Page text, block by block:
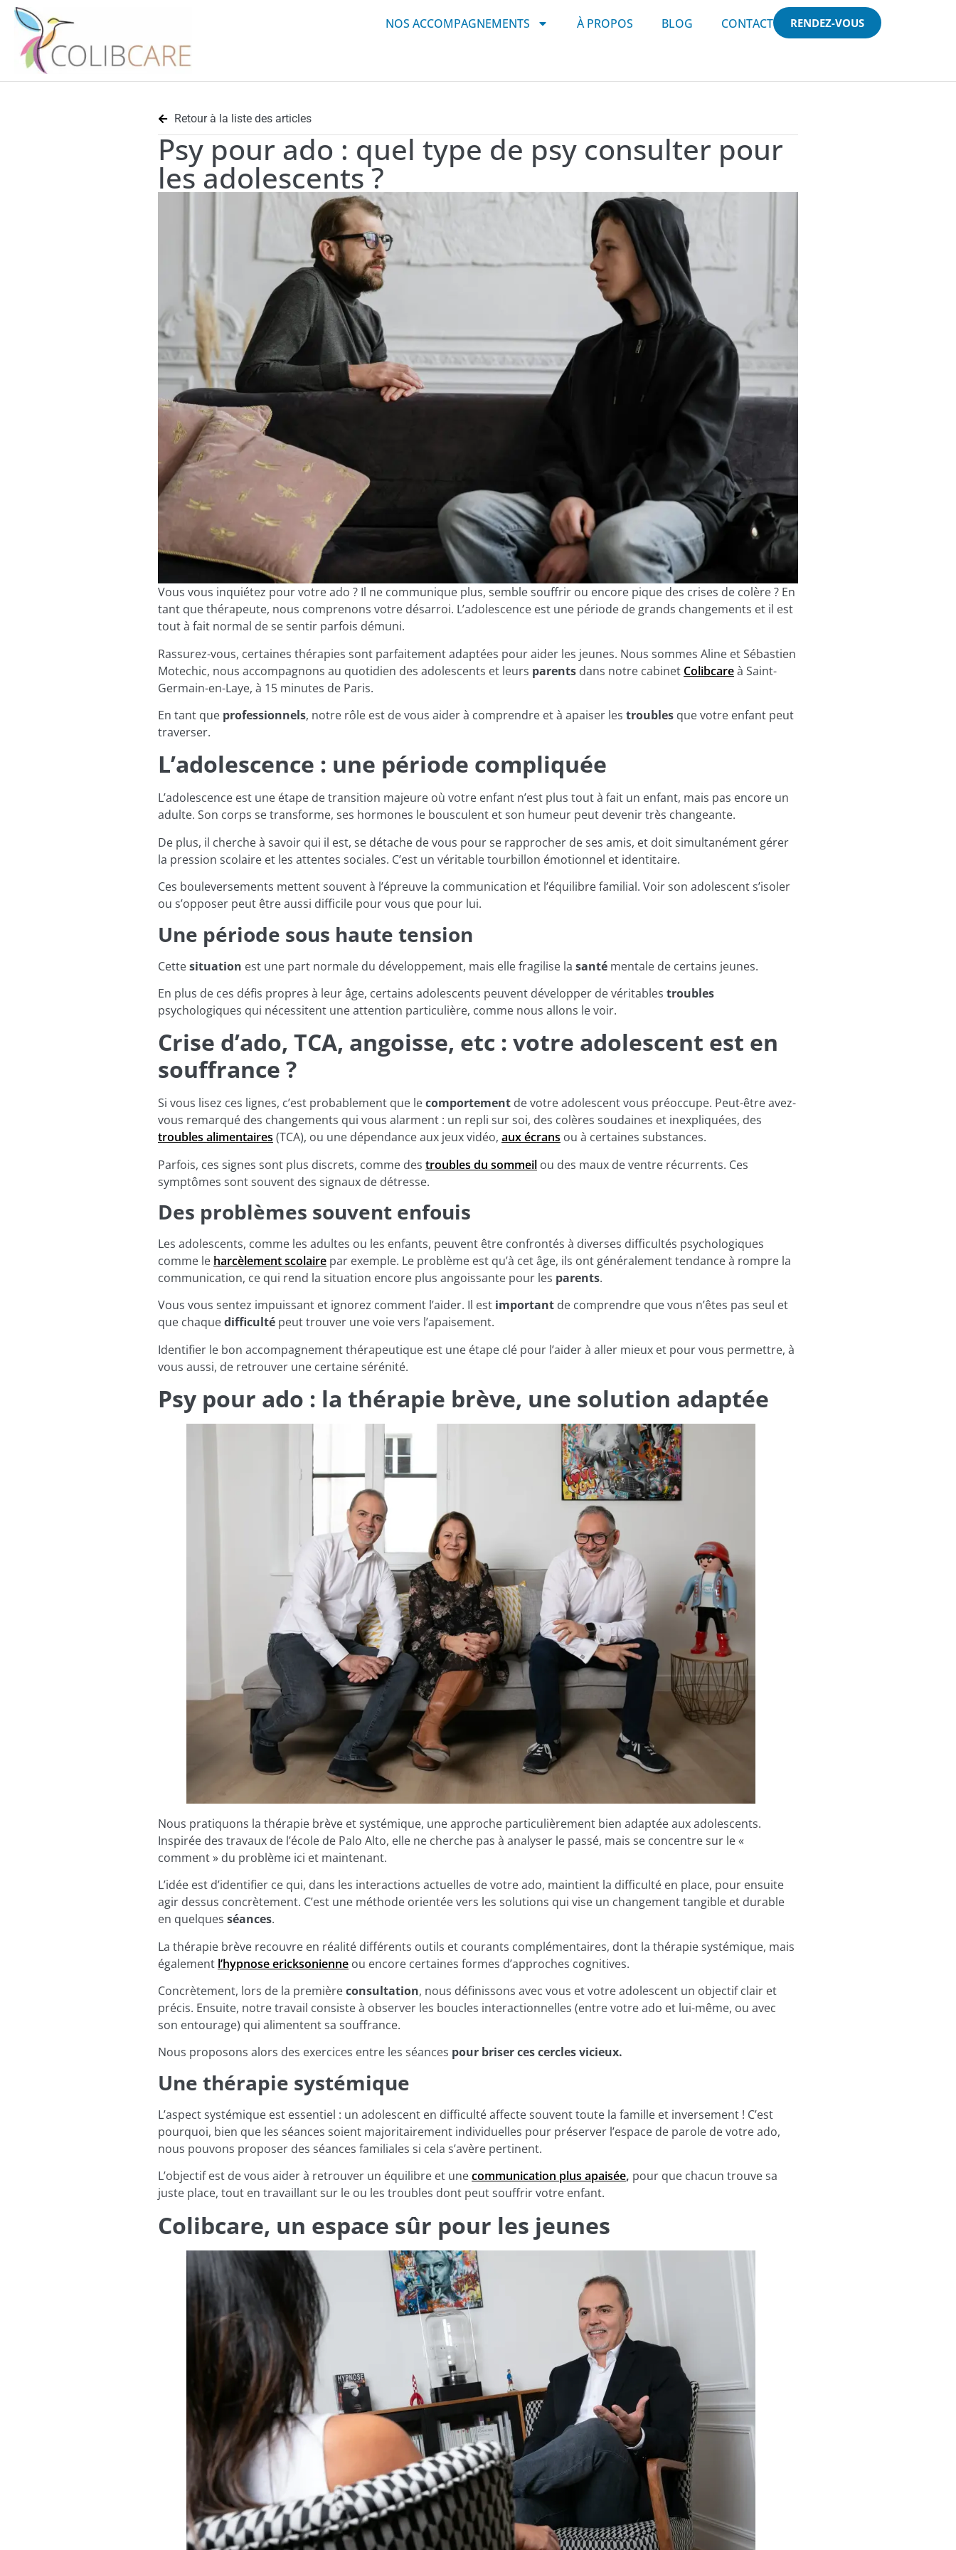
NOS ACCOMPAGNEMENTS À PROPOS BLOG CONTACT RENDEZ-VOUS
Retour à la liste des articles
Psy pour ado : quel type de psy consulter pour
les adolescents ?
Vous vous inquiétez pour votre ado ? Il ne communique plus, semble souffrir ou encore pique des crises de colère ? En
tant que thérapeute, nous comprenons votre désarroi. L’adolescence est une période de grands changements et il est
tout à fait normal de se sentir parfois démuni.
Rassurez-vous, certaines thérapies sont parfaitement adaptées pour aider les jeunes. Nous sommes Aline et Sébastien
Motechic, nous accompagnons au quotidien des adolescents et leurs parents dans notre cabinet Colibcareà Saint-
Germain-en-Laye, à 15 minutes de Paris.
En tant que professionnels, notre rôle est de vous aider à comprendre et à apaiser les troubles que votre enfant peut
traverser.
L’adolescence : une période compliquée
L’adolescence est une étape de transition majeure où votre enfant n’est plus tout à fait un enfant, mais pas encore un
adulte. Son corps se transforme, ses hormones le bousculent et son humeur peut devenir très changeante.
De plus, il cherche à savoir qui il est, se détache de vous pour se rapprocher de ses amis, et doit simultanément gérer
la pression scolaire et les attentes sociales. C’est un véritable tourbillon émotionnel et identitaire.
Ces bouleversements mettent souvent à l’épreuve la communication et l’équilibre familial. Voir son adolescent s’isoler
ou s’opposer peut être aussi difficile pour vous que pour lui.
Une période sous haute tension
Cettesituation est une part normale du développement, mais elle fragilise la santé mentale de certains jeunes.
En plus de ces défis propres à leur âge, certains adolescents peuvent développer de véritables troubles
psychologiques qui nécessitent une attention particulière, comme nous allons le voir.
Crise d’ado, TCA, angoisse, etc : votre adolescent est en
souffrance ?
Si vous lisez ces lignes, c’est probablement que lecomportement de votre adolescent vous préoccupe. Peut-être avez-
vous remarqué des changements qui vous alarment : un repli sur soi, des colères soudaines et inexpliquées, des
troubles alimentaires (TCA), ou une dépendance aux jeux vidéo, aux écrans ou à certaines substances.
Parfois, ces signes sont plus discrets, comme des troubles du sommeil ou des maux de ventre récurrents. Ces
symptômes sont souvent des signaux de détresse.
Des problèmes souvent enfouis
Les adolescents, comme les adultes ou les enfants, peuvent être confrontés à diverses difficultés psychologiques
comme le harcèlement scolaire par exemple. Le problème est qu’à cet âge, ils ont généralement tendance à rompre la
communication, ce qui rend la situation encore plus angoissante pour les parents.
Vous vous sentez impuissant et ignorez comment l’aider. Il est important de comprendre que vous n’êtes pas seul et
que chaquedifficulté peut trouver une voie vers l’apaisement.
Identifier le bon accompagnement thérapeutique est une étape clé pour l’aider à aller mieux et pour vous permettre, à
vous aussi, de retrouver une certaine sérénité.
Psy pour ado : la thérapie brève, une solution adaptée
Nous pratiquons la thérapie brève et systémique, une approche particulièrement bien adaptée aux adolescents.
Inspirée des travaux de l’école de Palo Alto, elle ne cherche pas à analyser le passé, mais se concentre sur le «
comment » du problème ici et maintenant.
L’idée est d’identifier ce qui, dans les interactions actuelles de votre ado, maintient la difficulté en place, pour ensuite
agir dessus concrètement. C’est une méthode orientée vers les solutions qui vise un changement tangible et durable
en quelques séances.
La thérapie brève recouvre en réalité différents outils et courants complémentaires, dont la thérapie systémique, mais
également l’hypnose ericksonienne ou encore certaines formes d’approches cognitives.
Concrètement, lors de la premièreconsultation, nous définissons avec vous et votre adolescent un objectif clair et
précis. Ensuite, notre travail consiste à observer les boucles interactionnelles (entre votre ado et lui-même, ou avec
son entourage) qui alimentent sa souffrance.
Nous proposons alors des exercices entre les séances pour briser ces cercles vicieux.
Une thérapie systémique
L’aspect systémique est essentiel : un adolescent en difficulté affecte souvent toute la famille et inversement ! C’est
pourquoi, bien que les séances soient majoritairement individuelles pour préserver l’espace de parole de votre ado,
nous pouvons proposer des séances familiales si cela s’avère pertinent.
L’objectif est de vous aider à retrouver un équilibre et unecommunication plus apaisée, pour que chacun trouve sa
juste place, tout en travaillant sur le ou les troubles dont peut souffrir votre enfant.
Colibcare, un espace sûr pour les jeunes